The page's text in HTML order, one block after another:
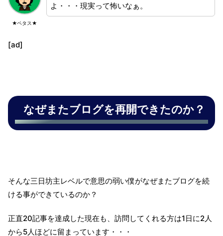
★ペタス★
よ・・・現実って怖いなぁ。
[ad]
なぜまたブログを再開できたのか？
そんな三日坊主レベルで意思の弱い僕がなぜまたブログを続
ける事ができているのか？
正直20記事を達成した現在も、訪問してくれる方は1日に2人
から5人ほどに留まっています・・・